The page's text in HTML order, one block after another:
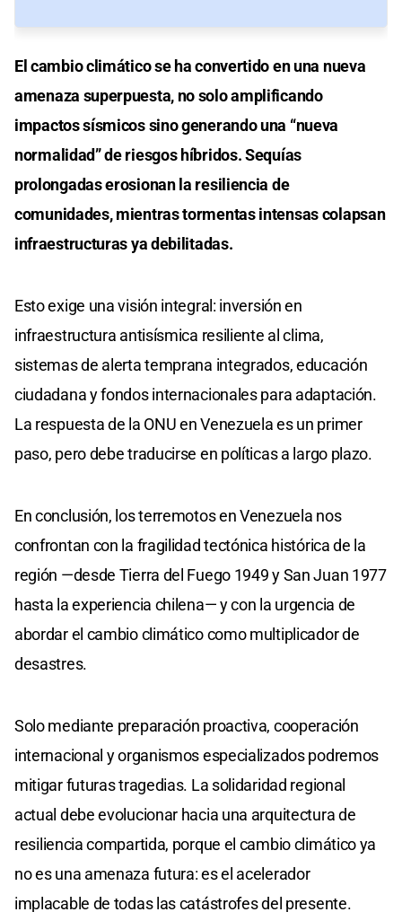
El cambio climático se ha convertido en una nueva
amenaza superpuesta, no solo amplificando
impactos sísmicos sino generando una “nueva
normalidad” de riesgos híbridos. Sequías
prolongadas erosionan la resiliencia de
comunidades, mientras tormentas intensas colapsan
infraestructuras ya debilitadas.
Esto exige una visión integral: inversión en
infraestructura antisísmica resiliente al clima,
sistemas de alerta temprana integrados, educación
ciudadana y fondos internacionales para adaptación.
La respuesta de la ONU en Venezuela es un primer
paso, pero debe traducirse en políticas a largo plazo.
En conclusión, los terremotos en Venezuela nos
confrontan con la fragilidad tectónica histórica de la
región —desde Tierra del Fuego 1949 y San Juan 1977
hasta la experiencia chilena— y con la urgencia de
abordar el cambio climático como multiplicador de
desastres.
Solo mediante preparación proactiva, cooperación
internacional y organismos especializados podremos
mitigar futuras tragedias. La solidaridad regional
actual debe evolucionar hacia una arquitectura de
resiliencia compartida, porque el cambio climático ya
no es una amenaza futura: es el acelerador
implacable de todas las catástrofes del presente.